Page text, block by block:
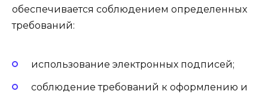
обеспечивается соблюдением определенных
требований:
использование электронных подписей;
соблюдение требований к оформлению и